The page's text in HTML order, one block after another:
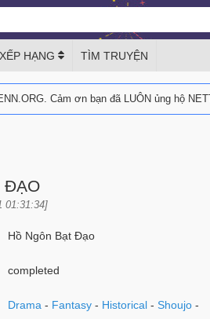
XẾP HẠNG TÌM TRUYỆN
Cảm ơn bạn đã LUÔN ủng hộ
ĐẠO
01:31:34]
Hồ Ngôn Bạt Đạo
completed
Drama - Fantasy - Historical -Shoujo -